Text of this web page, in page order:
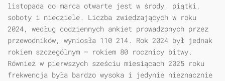
listopada do marca otwarte jest w środy, piątki,
soboty i niedziele. Liczba zwiedzających w roku
2024, według codziennych ankiet prowadzonych przez
przewodników, wyniosła 110 214. Rok 2024 był jednak
rokiem szczególnym – rokiem 80 rocznicy bitwy.
Również w pierwszych sześciu miesiącach 2025 roku
frekwencja była bardzo wysoka i jedynie nieznacznie